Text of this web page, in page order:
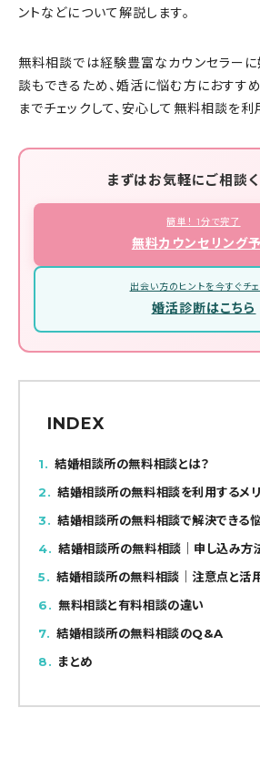
ントなどについて解説します。
無料相談では経験豊富なカウンセラー
談もできるため、婚活に悩む方におすす
までチェックして、安心して無料相談を利
まずはお気軽にご相談
簡単！ 1分で完了
無料カウンセリング
出会い方のヒントを今すぐチ
婚活診断はこちら
INDEX
1
結婚相談所の無料相談とは？
2
結婚相談所の無料相談を利用するメリ
3
結婚相談所の無料相談で解決できる
4
結婚相談所の無料相談｜申し込み方
5
結婚相談所の無料相談｜注意点と活
6
無料相談と有料相談の違い
7
結婚相談所の無料相談のQ&A
8
まとめ